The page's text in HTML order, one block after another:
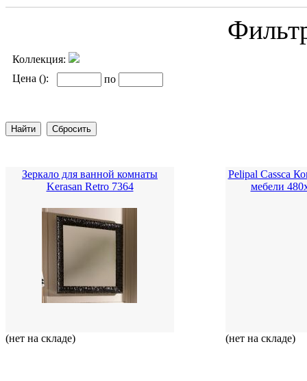
Коллекция:
Цена ():
по
Зеркало для ванной комнаты
Kerasan Retro 7364
(нет на складе)
Pelipal Cassca
мебели
(нет на складе)